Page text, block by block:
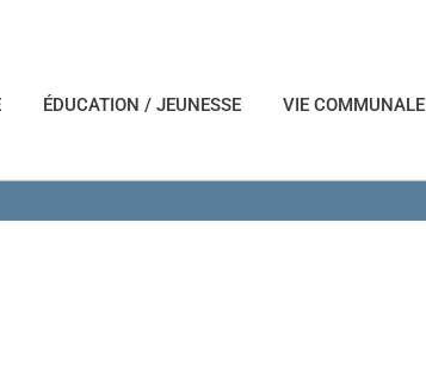
ÉDUCATION / JEUNESSE VIE COMMUNALE